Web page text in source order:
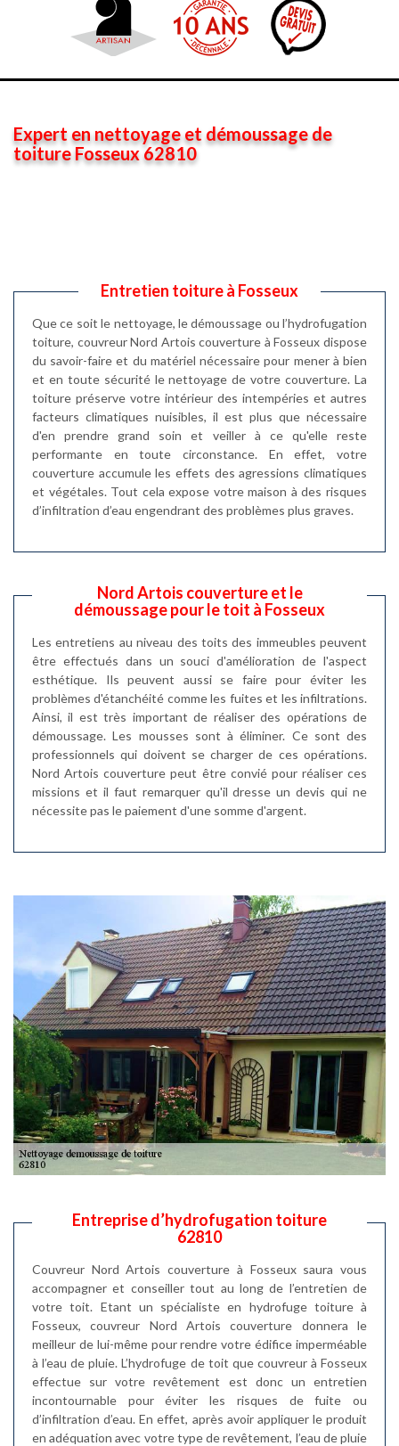
Expert en nettoyage et démoussage de
toiture Fosseux 62810
Entretien toiture à Fosseux
Que ce soit le nettoyage, le démoussage ou l’hydrofugation
toiture, couvreur Nord Artois couverture à Fosseux dispose
du savoir-faire et du matériel nécessaire pour mener à bien
et en toute sécurité le nettoyage de votre couverture. La
toiture préserve votre intérieur des intempéries et autres
facteurs climatiques nuisibles, il est plus que nécessaire
d'en prendre grand soin et veiller à ce qu'elle reste
performante en toute circonstance. En effet, votre
couverture accumule les effets des agressions climatiques
et végétales. Tout cela expose votre maison à des risques
d’infiltration d’eau engendrant des problèmes plus graves.
Nord Artois couverture et le
démoussage pour le toit à Fosseux
Les entretiens au niveau des toits des immeubles peuvent
être effectués dans un souci d'amélioration de l'aspect
esthétique. Ils peuvent aussi se faire pour éviter les
problèmes d'étanchéité comme les fuites et les infiltrations.
Ainsi, il est très important de réaliser des opérations de
démoussage. Les mousses sont à éliminer. Ce sont des
professionnels qui doivent se charger de ces opérations.
Nord Artois couverture peut être convié pour réaliser ces
missions et il faut remarquer qu'il dresse un devis qui ne
nécessite pas le paiement d'une somme d'argent.
Entreprise d’hydrofugation toiture
62810
Couvreur Nord Artois couverture à Fosseux saura vous
accompagner et conseiller tout au long de l’entretien de
votre toit. Etant un spécialiste en hydrofuge toiture à
Fosseux, couvreur Nord Artois couverture donnera le
meilleur de lui-même pour rendre votre édifice imperméable
à l’eau de pluie. L’hydrofuge de toit que couvreur à Fosseux
effectue sur votre revêtement est donc un entretien
incontournable pour éviter les risques de fuite ou
d’infiltration d’eau. En effet, après avoir appliquer le produit
en adéquation avec votre type de revêtement, l’eau de pluie